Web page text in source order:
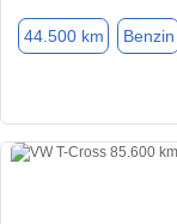
44.500 km Benzin